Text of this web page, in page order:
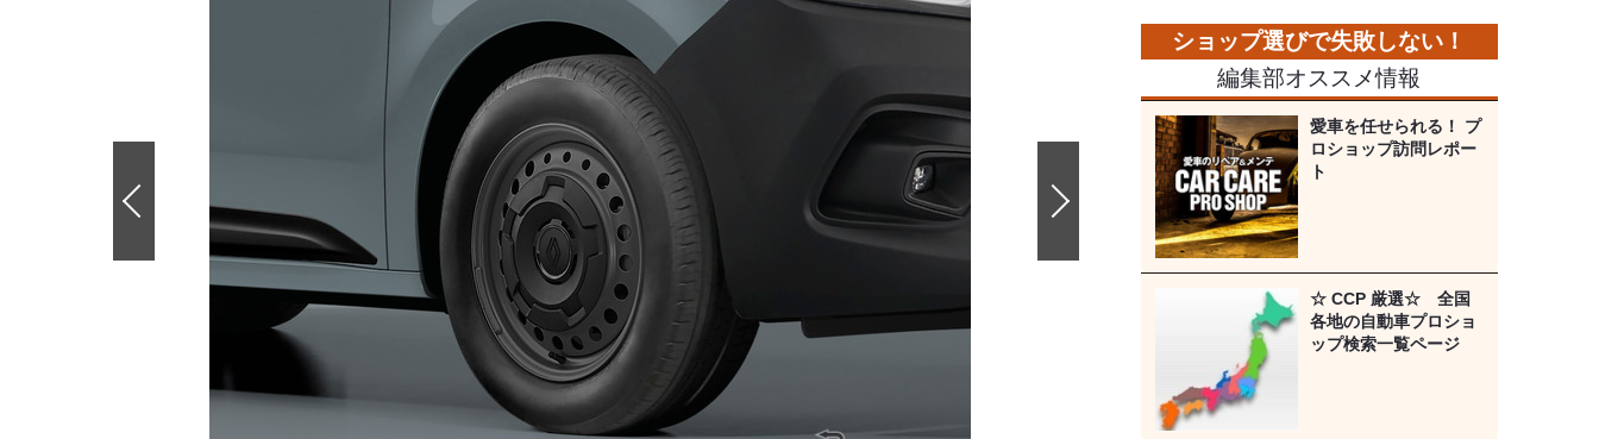
編集部オススメ情報
愛車を任せられる！ プ
ロショップ訪問レポー
ト
☆ CCP 厳選☆ 全国
各地の自動車プロショ
ップ検索一覧ページ